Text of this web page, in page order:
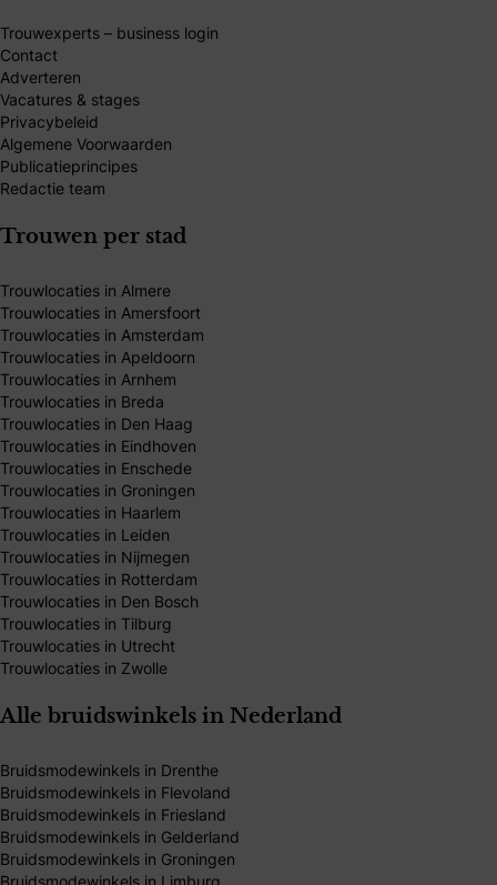
Trouwexperts – business login
Contact
Adverteren
Vacatures & stages
Privacybeleid
Algemene Voorwaarden
Publicatieprincipes
Redactie team
Trouwen per stad
Trouwlocaties in Almere
Trouwlocaties in Amersfoort
Trouwlocaties in Amsterdam
Trouwlocaties in Apeldoorn
Trouwlocaties in Arnhem
Trouwlocaties in Breda
Trouwlocaties in Den Haag
Trouwlocaties in Eindhoven
Trouwlocaties in Enschede
Trouwlocaties in Groningen
Trouwlocaties in Haarlem
Trouwlocaties in Leiden
Trouwlocaties in Nijmegen
Trouwlocaties in Rotterdam
Trouwlocaties in Den Bosch
Trouwlocaties in Tilburg
Trouwlocaties in Utrecht
Trouwlocaties in Zwolle
Alle bruidswinkels in Nederland
Bruidsmodewinkels in Drenthe
Bruidsmodewinkels in Flevoland
Bruidsmodewinkels in Friesland
Bruidsmodewinkels in Gelderland
Bruidsmodewinkels in Groningen